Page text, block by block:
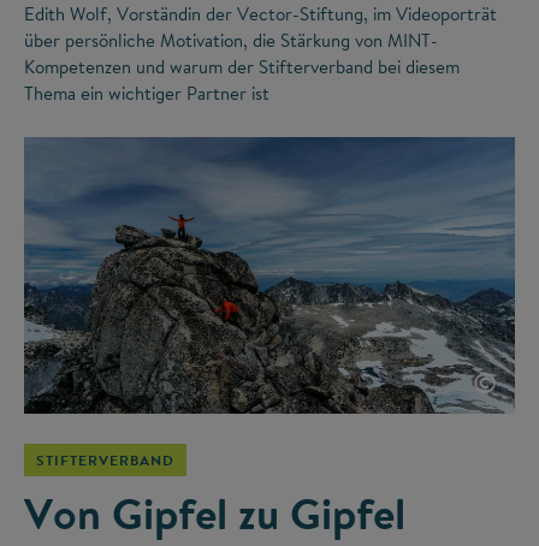
Edith Wolf, Vorständin der Vector-Stiftung, im Videoporträt
über persönliche Motivation, die Stärkung von MINT-
Kompetenzen und warum der Stifterverband bei diesem
Thema ein wichtiger Partner ist
©
STIFTERVERBAND
Von Gipfel zu Gipfel